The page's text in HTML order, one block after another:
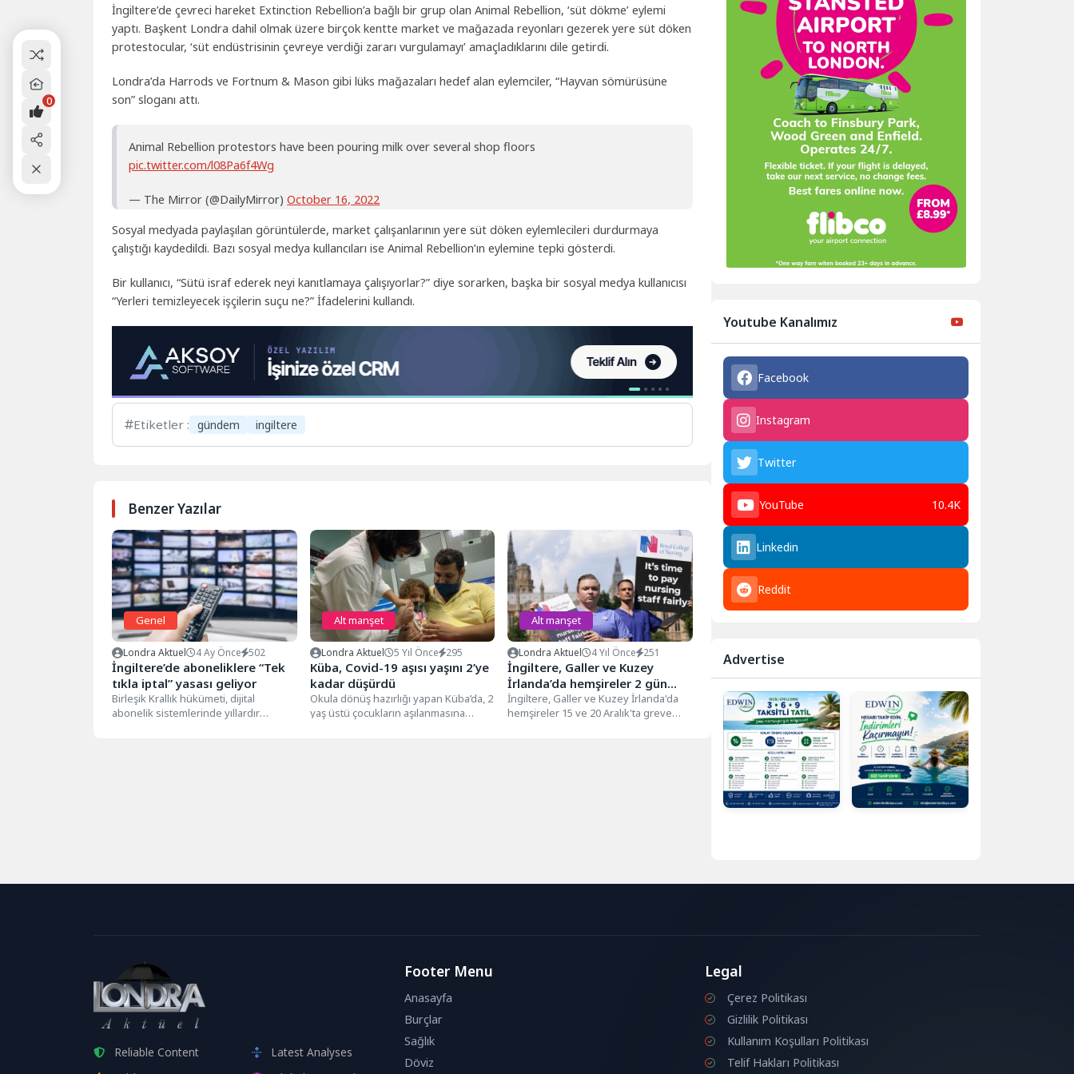
İngiltere’de çevreci hareket Extinction Rebellion’a bağlı bir grup olan Animal Rebellion, ‘süt dökme’ eylemi
yaptı. Başkent Londra dahil olmak üzere birçok kentte market ve mağazada reyonları gezerek yere süt döken
protestocular, ‘süt endüstrisinin çevreye verdiği zararı vurgulamayı’ amaçladıklarını dile getirdi.
Londra’da Harrods ve Fortnum & Mason gibi lüks mağazaları hedef alan eylemciler, “Hayvan sömürüsüne
son” sloganı attı.
Animal Rebellion protestors have been pouring milk over several shop floors
pic.twitter.com/l08Pa6f4Wg
— The Mirror (@DailyMirror)October 16, 2022
Sosyal medyada paylaşılan görüntülerde, market çalışanlarının yere süt döken eylemlecileri durdurmaya
çalıştığı kaydedildi. Bazı sosyal medya kullancıları ise Animal Rebellion’ın eylemine tepki gösterdi.
Bir kullanıcı, “Sütü israf ederek neyi kanıtlamaya çalışıyorlar?” diye sorarken, başka bir sosyal medya kullanıcısı
“Yerleri temizleyecek işçilerin suçu ne?” İfadelerini kullandı.
Etiketler : gündem ingiltere
Benzer Yazılar
Genel
Londra Aktuel 4 Ay Önce 502
İngiltere’de aboneliklere “Tek
tıkla iptal” yasası geliyor
Birleşik Krallık hükümeti, dijital
abonelik sistemlerinde yıllardır
Alt manşet
Londra Aktuel 5 Yıl Önce 295
Küba, Covid-19 aşısı yaşını 2’ye
kadar düşürdü
Okula dönüş hazırlığı yapan Küba’da, 2
yaş üstü çocukların aşılanmasına
Alt manşet
Londra Aktuel 4 Yıl Önce 251
İngiltere, Galler ve Kuzey
İrlanda’da hemşireler 2 gün
greve gidiyor
İ ngiltere, Galler ve Kuzey İrlanda'da
hemşireler 15 ve 20 Aralık'ta greve
Youtube Kanalımız
Facebook
Instagram
Twitter
YouTube 10.4K
Linkedin
Reddit
Advertise
Reliable Content
Latest Analyses
Footer Menu
Anasayfa
Burçlar
Sağlık
Döviz
Legal
Çerez Politikası
Gizlilik Politikası
Kullanım Koşulları Politikası
Telif Hakları Politikası
0